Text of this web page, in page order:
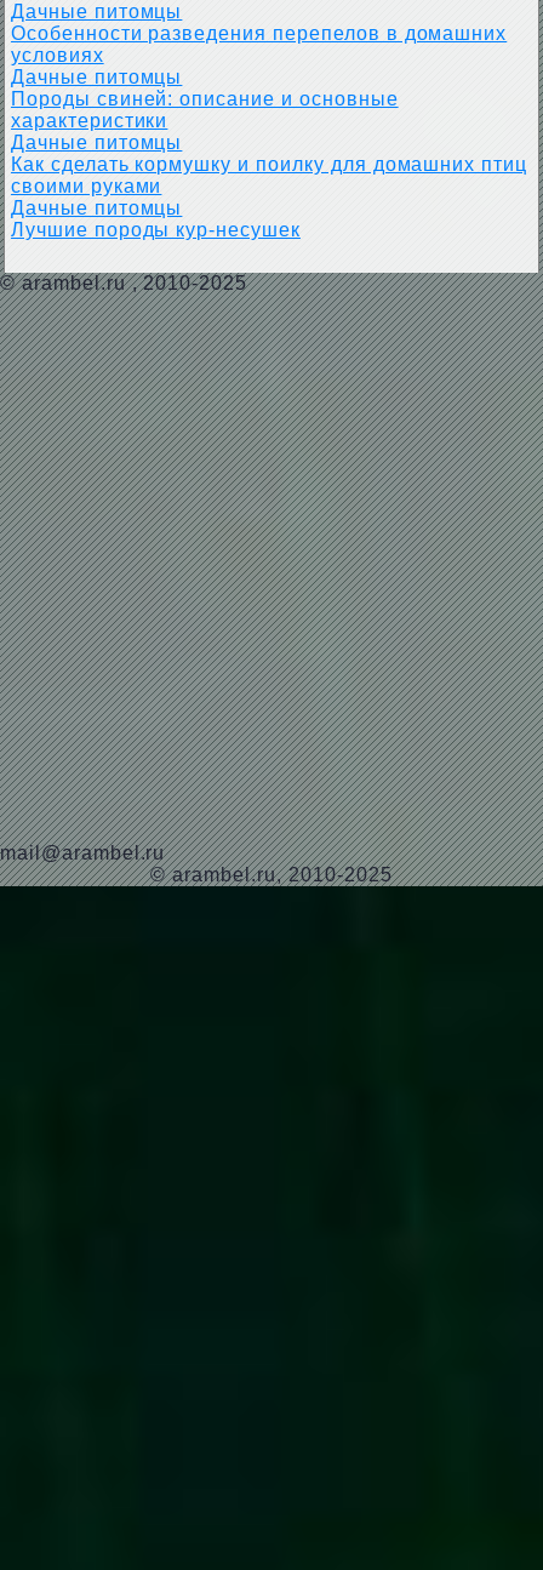
Дачные питомцы
Особенности разведения перепелов в домашних
условиях
Дачные питомцы
Породы свиней: описание и основные
характеристики
Дачные питомцы
Как сделать кормушку и поилку для домашних птиц
своими руками
Дачные питомцы
Лучшие породы кур-несушек
© arambel.ru, 2010-2025
mail@arambel.ru
© arambel.ru, 2010-2025